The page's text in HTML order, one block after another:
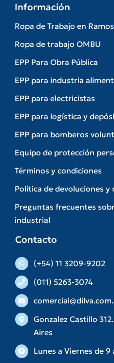
Información
Ropa de Trabajo en
Ropa de trabajo OMBU
EPP Para Obra Pública
EPP para industria
EPP para electricistas
EPP para logística y
EPP para bomberos
Equipo de protección
Términos y condiciones
Política de devoluciones y
Preguntas frecuentes
industrial
Contacto
(+54) 11 3209-9202
(011) 5263-3074
Gonzalez Castillo
Aires
Lunes a Viernes de 9